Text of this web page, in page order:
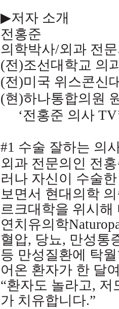
▶저자 소개
전홍준
의학박사/외과 전
(전)조선대학교 의
(전)미국 위스콘신
(현)하나통합의원
‘전홍준 의사
#1 수술 잘하는 의
외과 전문의인 전
러나 자신이 수술
보면서 현대의학
르크대학을 위시
연치유의학
혈압, 당뇨, 만성통
등 만성질환에 탁
어온 환자가 한 달
“환자도 놀라고, 저
가 치유합니다.”